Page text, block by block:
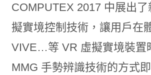
COMPUTEX 2017 中展出
擬實境控制技術，讓用戶在
VIVE…等 VR 虛擬實境裝置
MMG 手勢辨識技術的方式